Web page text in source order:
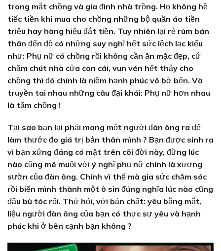
trong mắt chồng và gia đình nhà trồng. Họ không hề
tiếc tiền khi mua cho chồng những bộ quần áo tiền
triệu hay hàng hiệu đắt tiền. Tuy nhiên lại rẻ rúm bán
thân đến độ có những suy nghĩ hết sức lệch lạc kiểu
như: Phụ nữ có chồng rồi không cần ăn mặc đẹp, cứ
chăm chút nhà cửa con cái, vun vén hết thảy cho
chồng thì đó chính là niềm hạnh phúc vô bờ bến. Và
truyền tai nhau những câu đại khái: Phụ nữ hơn nhau
là tấm chồng !
Tại sao bạn lại phải mang một người đàn ông ra để
làm thước đo giá trị bản thân mình ? Bạn được sinh ra
vì bạn xứng đáng có mặt trên cõi đời này, đừng lúc
nào cũng mê muội với ý nghĩ phụ nữ chính là xương
sườn của đàn ông. Chính vì thế mà gia sức chăm sóc
rồi biến mình thành một ô sin đúng nghĩa lúc nào cũng
đầu bù tóc rối. Thử hỏi, với bản chất: yêu bằng mắt,
liệu người đàn ông của bạn có thực sự yêu và hạnh
phúc khi ở bên cạnh bạn không ?